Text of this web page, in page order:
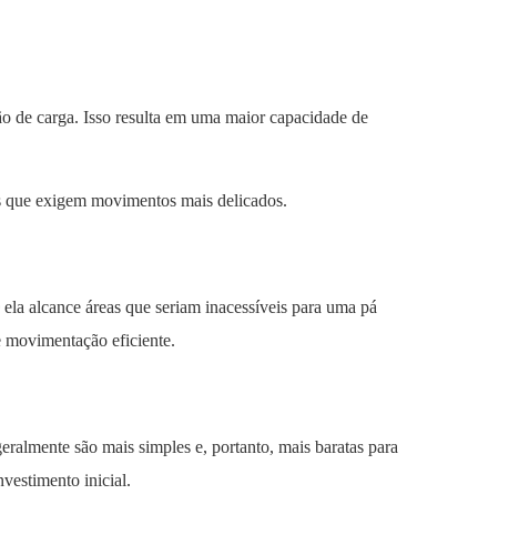
de carga. Isso resulta em uma maior capacidade de
exigem movimentos mais delicados.
alcance áreas que seriam inacessíveis para uma pá
movimentação eficiente.
são mais simples e, portanto, mais baratas para
inicial.